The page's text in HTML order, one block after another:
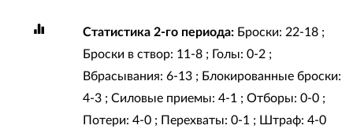
Статистика 2-го периода:Броски: 22-18 ;
Броски в створ: 11-8 ; Голы: 0-2 ;
Вбрасывания: 6-13 ; Блокированные броски:
4-3 ; Силовые приемы: 4-1 ; Отборы: 0-0 ;
Потери: 4-0 ; Перехваты: 0-1 ; Штраф: 4-0